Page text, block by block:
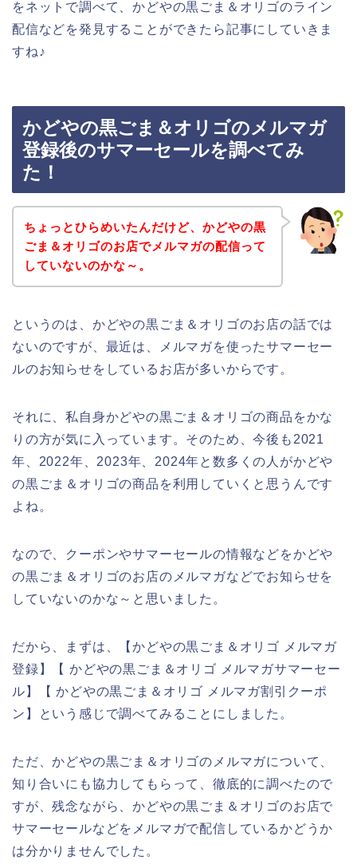
をネットで調べて、かどやの黒ごま＆オリゴのライン
配信などを発見することができたら記事にしていきま
すね♪
かどやの黒ごま＆オリゴのメルマガ
登録後のサマーセールを調べてみ
た！
ちょっとひらめいたんだけど、かどやの黒
ごま＆オリゴのお店でメルマガの配信って
していないのかな～。
というのは、かどやの黒ごま＆オリゴのお店の話では
ないのですが、最近は、メルマガを使ったサマーセー
ルのお知らせをしているお店が多いからです。
それに、私自身かどやの黒ごま＆オリゴの商品をかな
りの方が気に入っています。そのため、今後も2021
年、2022年、2023年、2024年と数多くの人がかどや
の黒ごま＆オリゴの商品を利用していくと思うんです
よね。
なので、クーポンやサマーセールの情報などをかどや
の黒ごま＆オリゴのお店のメルマガなどでお知らせを
していないのかな～と思いました。
だから、まずは、【かどやの黒ごま＆オリゴ メルマガ
登録】【 かどやの黒ごま＆オリゴ メルマガサマーセー
ル】【 かどやの黒ごま＆オリゴ メルマガ割引クーポ
ン】という感じで調べてみることにしました。
ただ、かどやの黒ごま＆オリゴのメルマガについて、
知り合いにも協力してもらって、徹底的に調べたので
すが、残念ながら、かどやの黒ごま＆オリゴのお店で
サマーセールなどをメルマガで配信しているかどうか
は分かりませんでした。